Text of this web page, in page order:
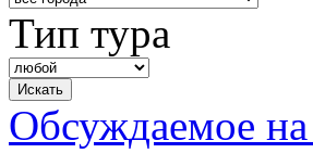
Тип тура
Обсуждаемое